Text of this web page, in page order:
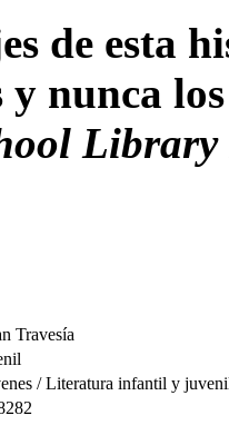
de esta
y nunca
Travesía
/ Literatura infantil y